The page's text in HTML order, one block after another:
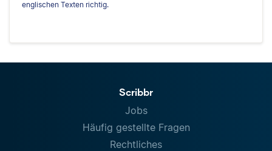
englischen Texten richtig.
Scribbr
Jobs
Häufig gestellte Fragen
Rechtliches